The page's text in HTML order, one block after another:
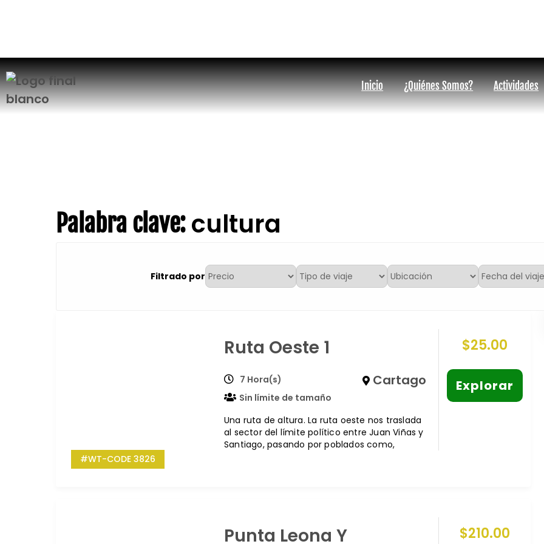
Inicio ¿Quiénes Somos? Actividades
Palabra clave: cultura
Filtrado por
#WT-CODE 3826
Ruta Oeste 1
7 Hora(s) Cartago
Sin límite de tamaño
Una ruta de altura. La ruta oeste nos traslada
al sector del límite político entre Juan Viñas y
Santiago, pasando por poblados como,
$25.00
Explorar
Punta Leona Y $210.00